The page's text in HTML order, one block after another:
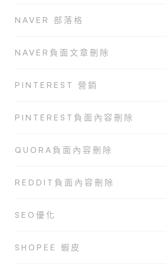
NAVER 部落格
NAVER負面文章刪除
PINTEREST 營銷
PINTEREST負面內容刪除
QUORA負面內容刪除
REDDIT負面內容刪除
SEO優化
SHOPEE 蝦皮